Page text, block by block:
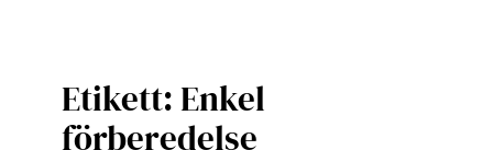
Etikett:Enkel
förberedelse